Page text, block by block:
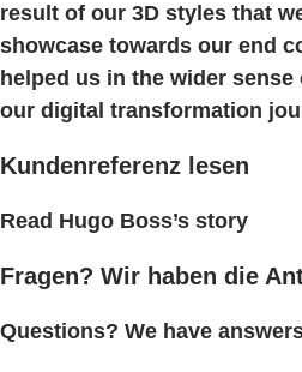
result of our 3D styles that
showcase towards our end
helped us in the wider sense
our digital transformation
Kundenreferenz lesen
Read Hugo Boss’s story
Fragen? Wir haben die
Questions? We have